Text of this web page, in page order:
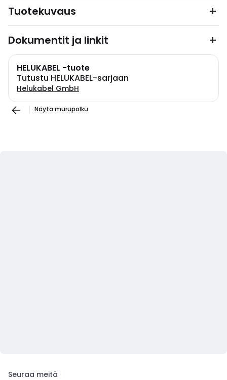
Tuotekuvaus
Dokumentit ja linkit
HELUKABEL -tuote
Tutustu HELUKABEL-sarjaan
Helukabel GmbH
Näytä murupolku
Seuraa meitä